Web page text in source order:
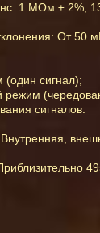
1 МОм ± 2%,
От 50
сигнал);
сигналов.